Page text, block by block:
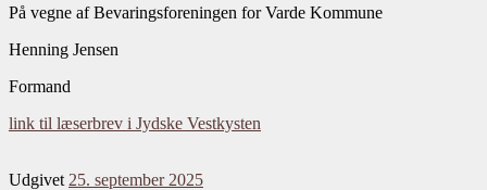
På vegne af Bevaringsforeningen for Varde Kommune
Henning Jensen
Formand
link til læserbrev i Jydske Vestkysten
Udgivet 25. september 2025